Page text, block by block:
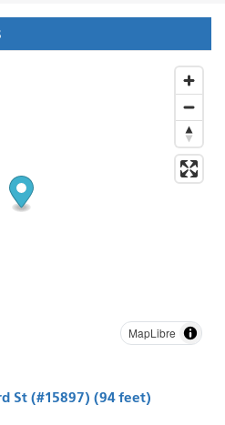
MapLibre
St (#15897) (94 feet)